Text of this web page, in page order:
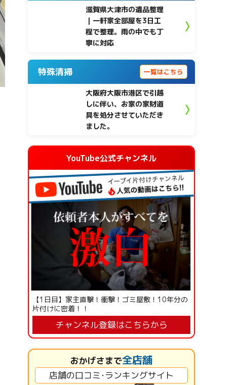
滋賀県大津市の遺品整理
｜一軒家全部屋を3日工
程で整理。雨の中でも丁
寧に対応
特殊清掃 一覧はこちら
大阪府大阪市港区で引越
しに伴い、お家の家財道
具を処分させていただき
ました。
YouTube公式チャンネル
【1日目】家主直撃！衝撃！ゴミ屋敷！10年分の
片付けに密着！！
チャンネル登録はこちらから
おかげさまで全店舗
店舗の口コミ･ランキングサイト